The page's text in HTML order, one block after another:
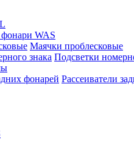
WAS
Маячки проблесковые
Подсветки
Рассеиватели